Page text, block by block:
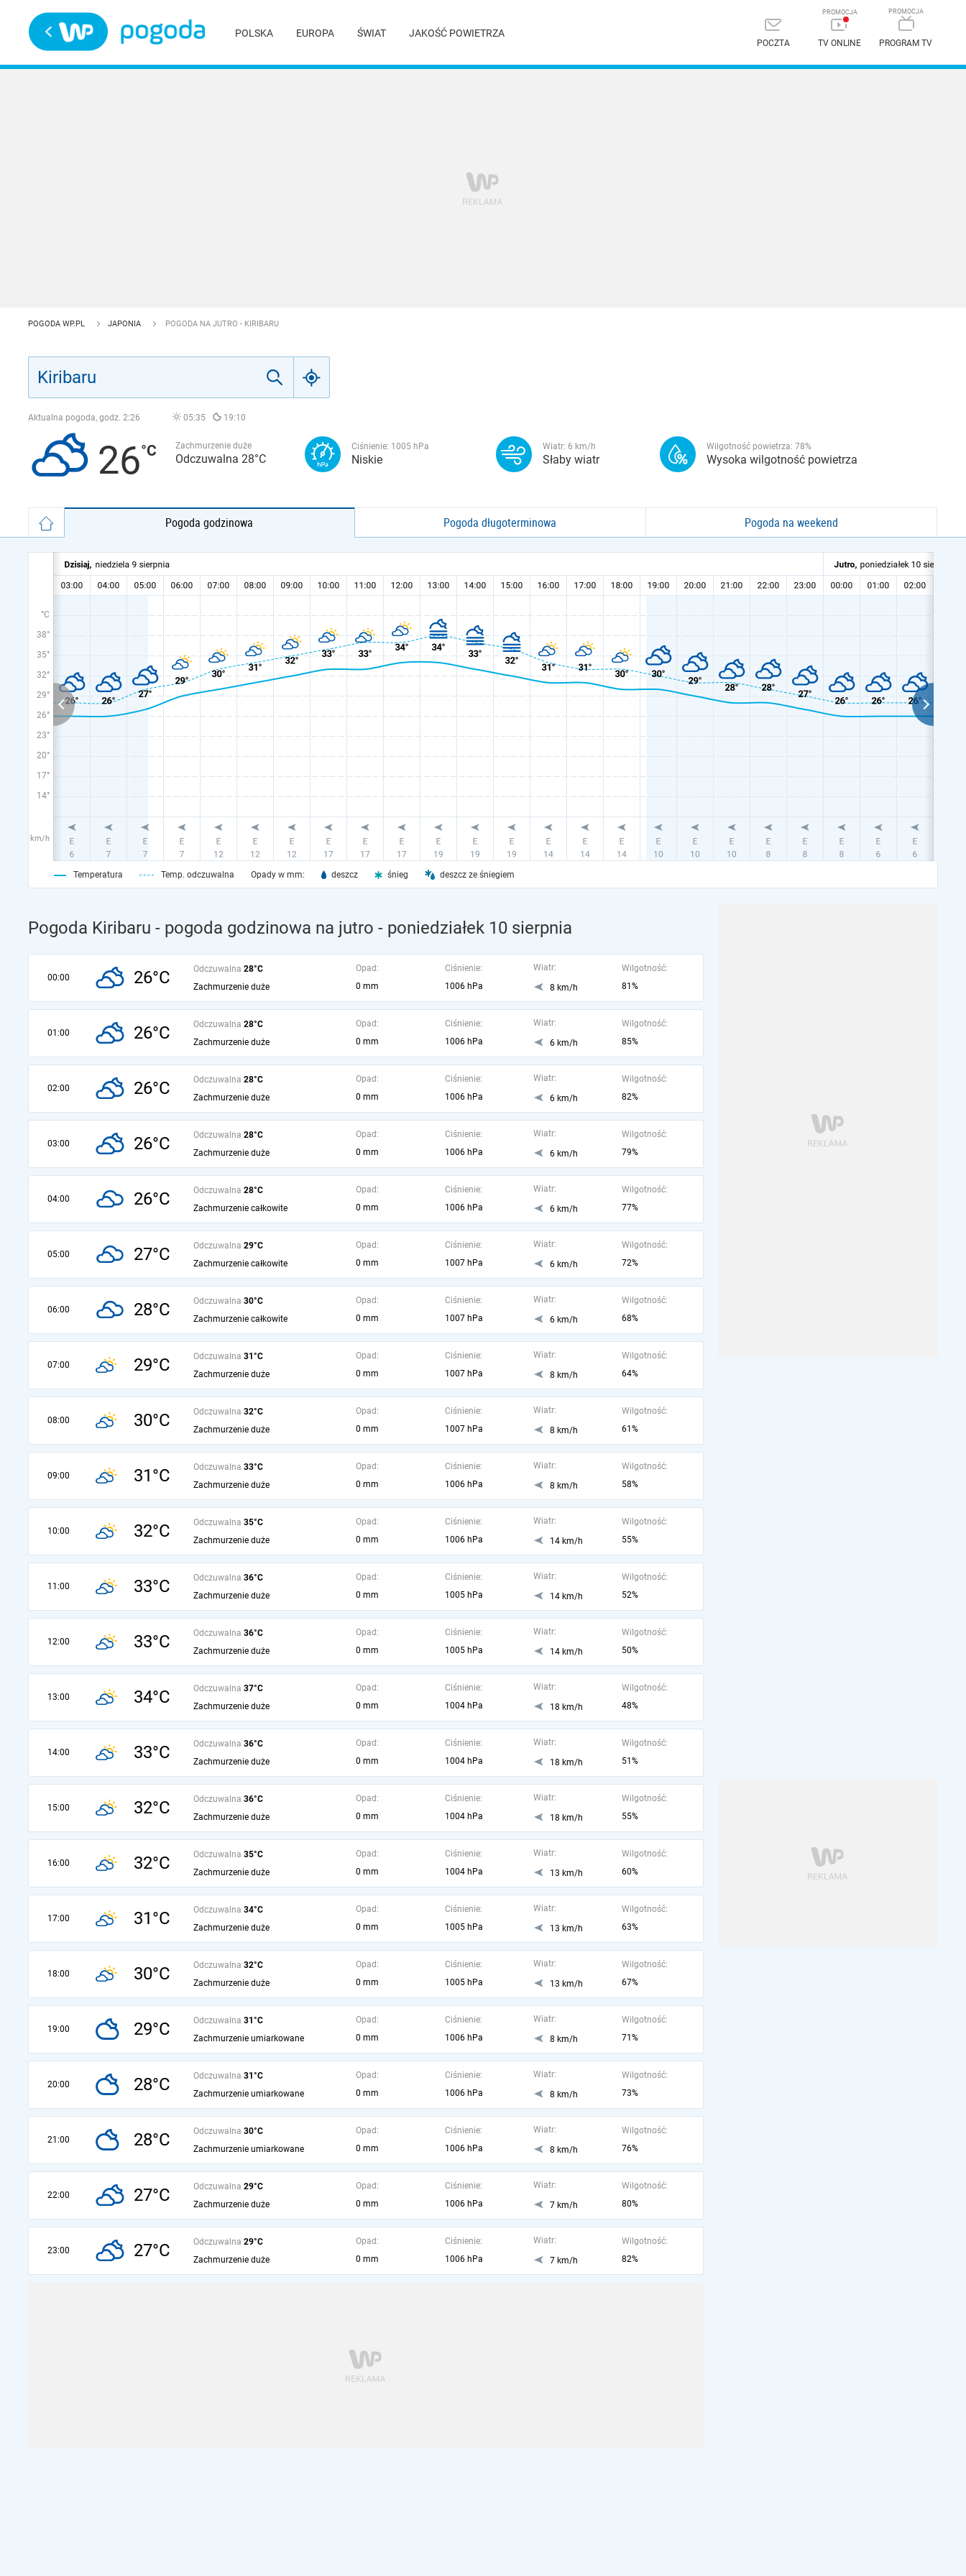
POLSKA EUROPA ŚWIAT JAKOŚĆ POWIETRZA
POCZTA TV ONLINE PROGRAM TV
POGODA WP.PL JAPONIA POGODA NA JUTRO - KIRIBARU
Aktualna pogoda, godz. 2:26 05:35 19:10
26 Zachmurzenie duże
Odczuwalna 28°C
Ciśnienie: 1005 hPa
Niskie
Wiatr: 6 km/h
Słaby wiatr
Wilgotność powietrza: 78%
Wysoka wilgotność powietrza
Pogoda godzinowa Pogoda długoterminowa Pogoda na weekend
°C
38°
35°
32°
29°
26°
23°
20°
17°
14°
km/h
Temperatura Temp. odczuwalna Opady w mm: deszcz śnieg deszcz ze śniegiem
Pogoda Kiribaru - pogoda godzinowa na jutro - poniedziałek 10 sierpnia
00:00 26°C Odczuwalna 28°C
Zachmurzenie duże
Opad:
0 mm
Ciśnienie:
1006 hPa
Wiatr:
8 km/h
Wilgotność:
81%
01:00 26°C Odczuwalna 28°C
Zachmurzenie duże
Opad:
0 mm
Ciśnienie:
1006 hPa
Wiatr:
6 km/h
Wilgotność:
85%
02:00 26°C Odczuwalna 28°C
Zachmurzenie duże
Opad:
0 mm
Ciśnienie:
1006 hPa
Wiatr:
6 km/h
Wilgotność:
82%
03:00 26°C Odczuwalna 28°C
Zachmurzenie duże
Opad:
0 mm
Ciśnienie:
1006 hPa
Wiatr:
6 km/h
Wilgotność:
79%
04:00 26°C Odczuwalna 28°C
Zachmurzenie całkowite
Opad:
0 mm
Ciśnienie:
1006 hPa
Wiatr:
6 km/h
Wilgotność:
77%
05:00 27°C Odczuwalna 29°C
Zachmurzenie całkowite
Opad:
0 mm
Ciśnienie:
1007 hPa
Wiatr:
6 km/h
Wilgotność:
72%
06:00 28°C Odczuwalna 30°C
Zachmurzenie całkowite
Opad:
0 mm
Ciśnienie:
1007 hPa
Wiatr:
6 km/h
Wilgotność:
68%
07:00 29°C Odczuwalna 31°C
Zachmurzenie duże
Opad:
0 mm
Ciśnienie:
1007 hPa
Wiatr:
8 km/h
Wilgotność:
64%
08:00 30°C Odczuwalna 32°C
Zachmurzenie duże
Opad:
0 mm
Ciśnienie:
1007 hPa
Wiatr:
8 km/h
Wilgotność:
61%
09:00 31°C Odczuwalna 33°C
Zachmurzenie duże
Opad:
0 mm
Ciśnienie:
1006 hPa
Wiatr:
8 km/h
Wilgotność:
58%
10:00 32°C Odczuwalna 35°C
Zachmurzenie duże
Opad:
0 mm
Ciśnienie:
1006 hPa
Wiatr:
14 km/h
Wilgotność:
55%
11:00 33°C Odczuwalna 36°C
Zachmurzenie duże
Opad:
0 mm
Ciśnienie:
1005 hPa
Wiatr:
14 km/h
Wilgotność:
52%
12:00 33°C Odczuwalna 36°C
Zachmurzenie duże
Opad:
0 mm
Ciśnienie:
1005 hPa
Wiatr:
14 km/h
Wilgotność:
50%
13:00 34°C Odczuwalna 37°C
Zachmurzenie duże
Opad:
0 mm
Ciśnienie:
1004 hPa
Wiatr:
18 km/h
Wilgotność:
48%
14:00 33°C Odczuwalna 36°C
Zachmurzenie duże
Opad:
0 mm
Ciśnienie:
1004 hPa
Wiatr:
18 km/h
Wilgotność:
51%
15:00 32°C Odczuwalna 36°C
Zachmurzenie duże
Opad:
0 mm
Ciśnienie:
1004 hPa
Wiatr:
18 km/h
Wilgotność:
55%
16:00 32°C Odczuwalna 35°C
Zachmurzenie duże
Opad:
0 mm
Ciśnienie:
1004 hPa
Wiatr:
13 km/h
Wilgotność:
60%
17:00 31°C Odczuwalna 34°C
Zachmurzenie duże
Opad:
0 mm
Ciśnienie:
1005 hPa
Wiatr:
13 km/h
Wilgotność:
63%
18:00 30°C Odczuwalna 32°C
Zachmurzenie duże
Opad:
0 mm
Ciśnienie:
1005 hPa
Wiatr:
13 km/h
Wilgotność:
67%
19:00 29°C Odczuwalna 31°C
Zachmurzenie umiarkowane
Opad:
0 mm
Ciśnienie:
1006 hPa
Wiatr:
8 km/h
Wilgotność:
71%
20:00 28°C Odczuwalna 31°C
Zachmurzenie umiarkowane
Opad:
0 mm
Ciśnienie:
1006 hPa
Wiatr:
8 km/h
Wilgotność:
73%
21:00 28°C Odczuwalna 30°C
Zachmurzenie umiarkowane
Opad:
0 mm
Ciśnienie:
1006 hPa
Wiatr:
8 km/h
Wilgotność:
76%
22:00 27°C Odczuwalna 29°C
Zachmurzenie duże
Opad:
0 mm
Ciśnienie:
1006 hPa
Wiatr:
7 km/h
Wilgotność:
80%
23:00 27°C Odczuwalna 29°C
Zachmurzenie duże
Opad:
0 mm
Ciśnienie:
1006 hPa
Wiatr:
7 km/h
Wilgotność:
82%